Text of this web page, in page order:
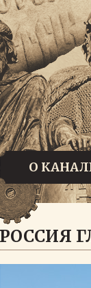
О
РОССИЯ